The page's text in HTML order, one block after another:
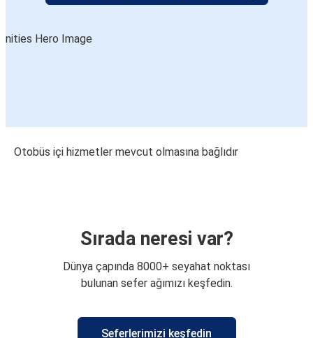
Otobüs içi hizmetler mevcut olmasına bağlıdır
Sırada neresi var?
Dünya çapında 8000+ seyahat noktası
bulunan sefer ağımızı keşfedin.
Seferlerimizi keşfedin